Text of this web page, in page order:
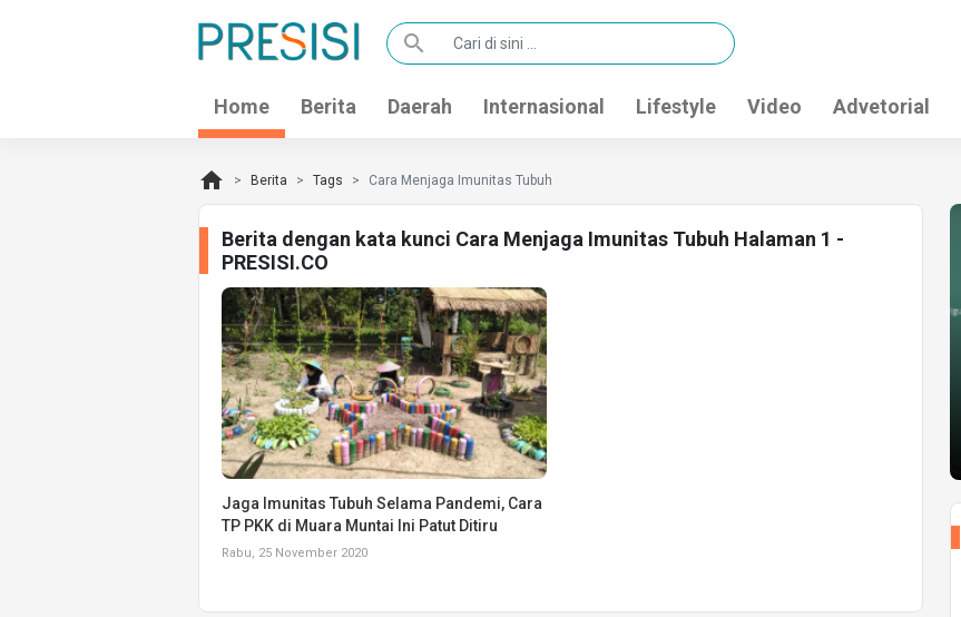
search
Home Berita Daerah Internasional Lifestyle Video Advetorial
home Berita Tags Cara Menjaga Imunitas Tubuh
Berita dengan kata kunci Cara Menjaga Imunitas Tubuh Halaman 1 -
PRESISI.CO
Jaga Imunitas Tubuh Selama Pandemi, Cara
TP PKK di Muara Muntai Ini Patut Ditiru
Rabu, 25 November 2020